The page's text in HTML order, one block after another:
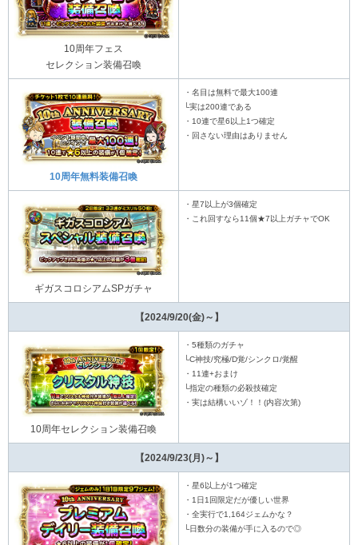
10周年フェス
セレクション装備召喚
10周年無料装備召喚
・名目は無料で最大100連
└実は200連である
・10連で星6以上1つ確定
・回さない理由はありません
ギガスコロシアムSPガチャ
・星7以上が3個確定
・これ回すなら11個★7以上ガチャでOK
【2024/9/20(金)～】
10周年セレクション装備召喚
・5種類のガチャ
└C神技/究極/D覚/シンクロ/覚醒
・11連+おまけ
└指定の種類の必殺技確定
・実は結構いいゾ！！(内容次第)
【2024/9/23(月)～】
・星6以上が1つ確定
・1日1回限定だが優しい世界
・全実行で1,164ジェムかな？
└日数分の装備が手に入るので◎